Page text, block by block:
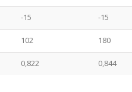
-15 -15
102 180
0,822 0,844